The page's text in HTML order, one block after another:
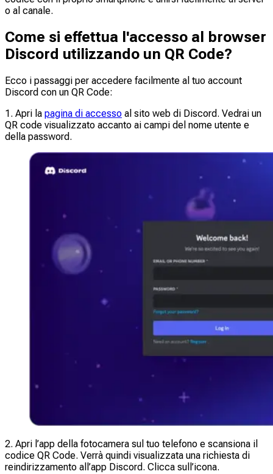
o al canale.
Come si effettua l'accesso al browser
Discord utilizzando un QR Code?
Ecco i passaggi per accedere facilmente al tuo account
Discord con un QR Code:
1. Apri la pagina di accesso al sito web di Discord. Vedrai un
QR code visualizzato accanto ai campi del nome utente e
della password.
2. Apri l’app della fotocamera sul tuo telefono e scansiona il
codice QR Code. Verrà quindi visualizzata una richiesta di
reindirizzamento all’app Discord. Clicca sull’icona.